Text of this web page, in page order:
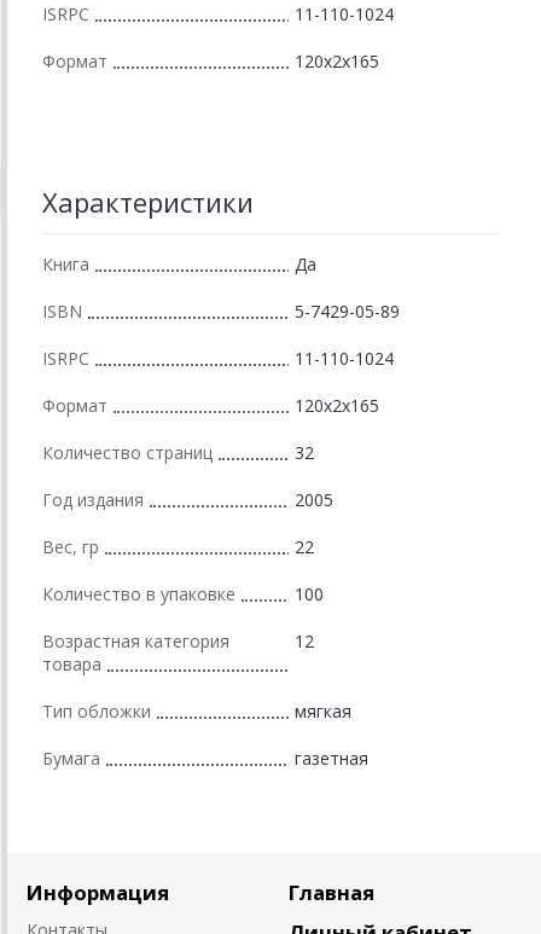
ISRPC 11-110-1024
Формат 120x2x165
Характеристики
Книга Да
ISBN 5-7429-05-89
ISRPC 11-110-1024
Формат 120x2x165
Количество страниц 32
Год издания 2005
Вес, гр 22
Количество в упаковке 100
Возрастная категория
товара
12
Тип обложки мягкая
Бумага газетная
Информация
Главная